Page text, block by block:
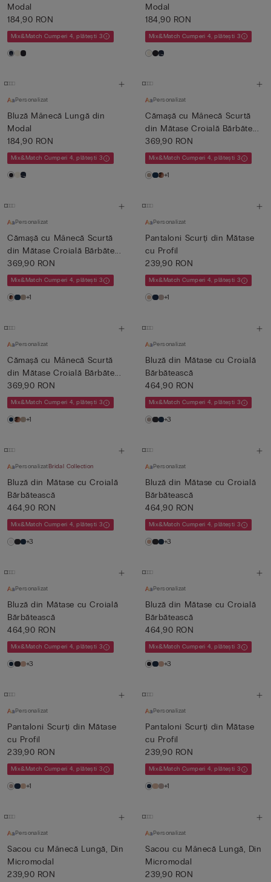
Modal
184,90 RON
Mix&Match Cumperi 4, plătești 3
Modal
184,90 RON
Mix&Match Cumperi 4, plătești 3
Personalizat
Bluză Mânecă Lungă din
Modal
184,90 RON
Mix&Match Cumperi 4, plătești 3
Personalizat
Cămașă cu Mânecă Scurtă
din Mătase Croială Bărbăte...
369,90 RON
Mix&Match Cumperi 4, plătești 3
+1
Personalizat
Cămașă cu Mânecă Scurtă
din Mătase Croială Bărbăte...
369,90 RON
Mix&Match Cumperi 4, plătești 3
+1
Personalizat
Pantaloni Scurți din Mătase
cu Profil
239,90 RON
Mix&Match Cumperi 4, plătești 3
+1
Personalizat
Cămașă cu Mânecă Scurtă
din Mătase Croială Bărbăte...
369,90 RON
Mix&Match Cumperi 4, plătești 3
+1
Personalizat
Bluză din Mătase cu Croială
Bărbătească
464,90 RON
Mix&Match Cumperi 4, plătești 3
+3
PersonalizatBridal Collection
Bluză din Mătase cu Croială
Bărbătească
464,90 RON
Mix&Match Cumperi 4, plătești 3
+3
Personalizat
Bluză din Mătase cu Croială
Bărbătească
464,90 RON
Mix&Match Cumperi 4, plătești 3
+3
Personalizat
Bluză din Mătase cu Croială
Bărbătească
464,90 RON
Mix&Match Cumperi 4, plătești 3
+3
Personalizat
Bluză din Mătase cu Croială
Bărbătească
464,90 RON
Mix&Match Cumperi 4, plătești 3
+3
Personalizat
Pantaloni Scurți din Mătase
cu Profil
239,90 RON
Mix&Match Cumperi 4, plătești 3
+1
Personalizat
Pantaloni Scurți din Mătase
cu Profil
239,90 RON
Mix&Match Cumperi 4, plătești 3
+1
Personalizat
Sacou cu Mânecă Lungă, Din
Micromodal
239,90 RON
Personalizat
Sacou cu Mânecă Lungă, Din
Micromodal
239,90 RON